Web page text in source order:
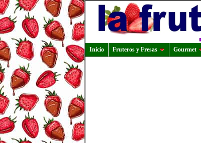
Inicio Fruteros y Fresas Gourmet